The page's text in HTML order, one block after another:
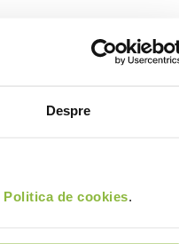
Despre
Politica de cookies.